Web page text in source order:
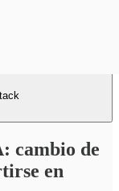
cambio de
en